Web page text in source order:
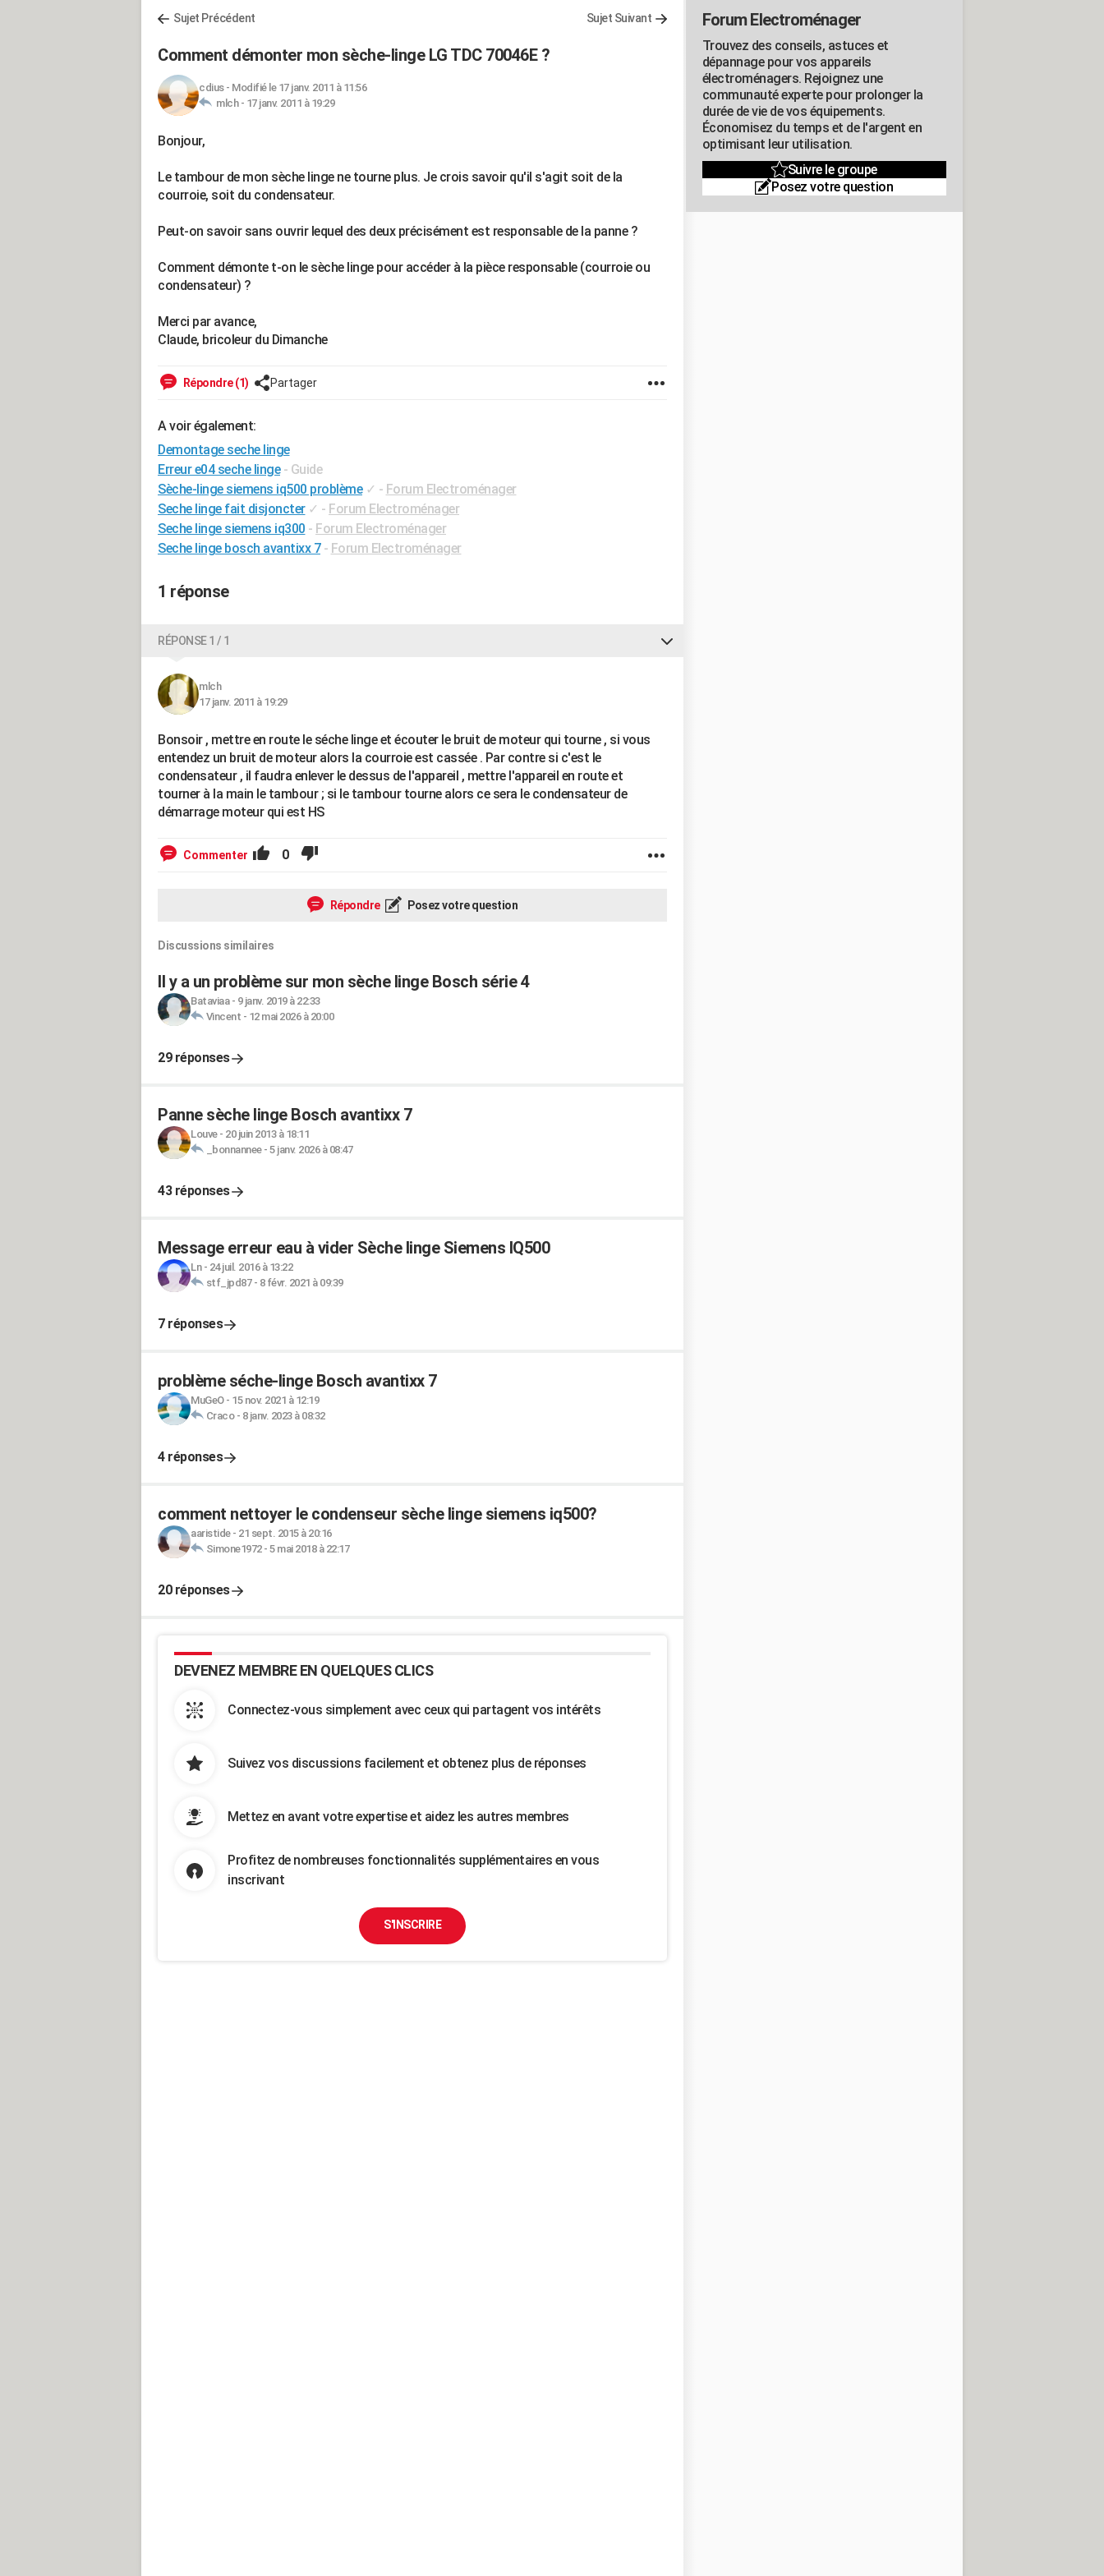
Sujet Précédent Sujet Suivant
Comment démonter mon sèche-linge LG TDC 70046E ?
cdius- Modifié le 17 janv. 2011 à 11:56
mlch - 17 janv. 2011 à 19:29
Bonjour,
Le tambour de mon sèche linge ne tourne plus. Je crois savoir qu'il s'agit soit de la
courroie, soit du condensateur.
Peut-on savoir sans ouvrir lequel des deux précisément est responsable de la panne ?
Comment démonte t-on le sèche linge pour accéder à la pièce responsable (courroie ou
condensateur) ?
Merci par avance,
Claude, bricoleur du Dimanche
Répondre (1) Partager
A voir également:
Demontage seche linge
Erreur e04 seche linge - Guide
Sèche-linge siemens iq500 problème ✓ - Forum Electroménager
Seche linge fait disjoncter ✓ - Forum Electroménager
Seche linge siemens iq300 - Forum Electroménager
Seche linge bosch avantixx 7 - Forum Electroménager
1 réponse
RÉPONSE 1 / 1
mlch
17 janv. 2011 à 19:29
Bonsoir , mettre en route le séche linge et écouter le bruit de moteur qui tourne , si vous
entendez un bruit de moteur alors la courroie est cassée . Par contre si c'est le
condensateur , il faudra enlever le dessus de l'appareil , mettre l'appareil en route et
tourner à la main le tambour ; si le tambour tourne alors ce sera le condensateur de
démarrage moteur qui est HS
Commenter 0
Répondre Posez votre question
Discussions similaires
Il y a un problème sur mon sèche linge Bosch série 4
Bataviaa- 9 janv. 2019 à 22:33
Vincent - 12 mai 2026 à 20:00
29 réponses
Panne sèche linge Bosch avantixx 7
Louve- 20 juin 2013 à 18:11
_bonnannee- 5 janv. 2026 à 08:47
43 réponses
Message erreur eau à vider Sèche linge Siemens IQ500
Ln- 24 juil. 2016 à 13:22
stf_jpd87- 8 févr. 2021 à 09:39
7 réponses
problème séche-linge Bosch avantixx 7
MuGeO- 15 nov. 2021 à 12:19
Craco- 8 janv. 2023 à 08:32
4 réponses
comment nettoyer le condenseur sèche linge siemens iq500?
aaristide- 21 sept. 2015 à 20:16
Simone1972- 5 mai 2018 à 22:17
20 réponses
DEVENEZ MEMBRE EN QUELQUES CLICS
Connectez-vous simplement avec ceux qui partagent vos intérêts
Suivez vos discussions facilement et obtenez plus de réponses
Mettez en avant votre expertise et aidez les autres membres
Profitez de nombreuses fonctionnalités supplémentaires en vous
inscrivant
S'INSCRIRE
Forum Electroménager
Trouvez des conseils, astuces et
dépannage pour vos appareils
électroménagers. Rejoignez une
communauté experte pour prolonger la
durée de vie de vos équipements.
Économisez du temps et de l'argent en
optimisant leur utilisation.
Suivre le groupe
Posez votre question